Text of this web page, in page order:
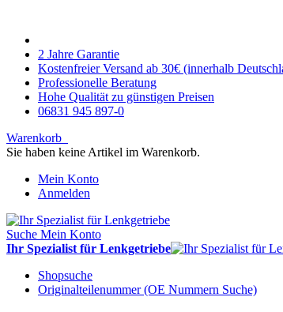
2 Jahre Garantie
Kostenfreier Versand ab 30€ (innerhalb
Professionelle Beratung
Hohe Qualität zu günstigen Preisen
06831 945 897-0
Warenkorb
Sie haben keine Artikel im Warenkorb.
Mein Konto
Anmelden
Suche Mein Konto
Ihr Spezialist für Lenkgetriebe
Shopsuche
Originalteilenummer (OE Nummern Suche)